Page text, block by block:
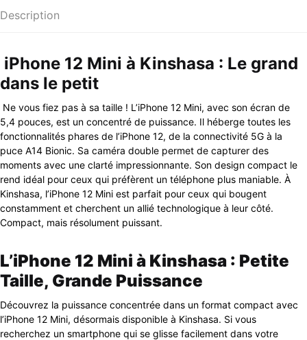
Description
iPhone 12 Mini à Kinshasa : Le grand
dans le petit
Ne vous fiez pas à sa taille ! L’iPhone 12 Mini, avec son écran de
5,4 pouces, est un concentré de puissance. Il héberge toutes les
fonctionnalités phares de l’iPhone 12, de la connectivité 5G à la
puce A14 Bionic. Sa caméra double permet de capturer des
moments avec une clarté impressionnante. Son design compact le
rend idéal pour ceux qui préfèrent un téléphone plus maniable. À
Kinshasa, l’iPhone 12 Mini est parfait pour ceux qui bougent
constamment et cherchent un allié technologique à leur côté.
Compact, mais résolument puissant.
L’iPhone 12 Mini à Kinshasa : Petite
Taille, Grande Puissance
Découvrez la puissance concentrée dans un format compact avec
l’iPhone 12 Mini, désormais disponible à Kinshasa. Si vous
recherchez un smartphone qui se glisse facilement dans votre